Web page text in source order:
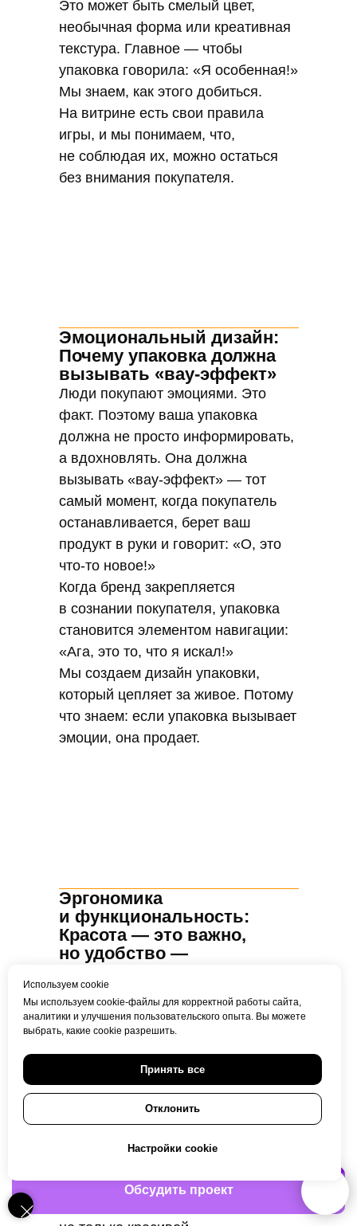
Это может быть смелый цвет,
необычная форма или креативная
текстура. Главное — чтобы
упаковка говорила: «Я особенная!»
Мы знаем, как этого добиться.
На витрине есть свои правила
игры, и мы понимаем, что,
не соблюдая их, можно остаться
без внимания покупателя.
Эмоциональный дизайн:
Почему упаковка должна
вызывать «вау-эффект»
Люди покупают эмоциями. Это
факт. Поэтому ваша упаковка
должна не просто информировать,
а вдохновлять. Она должна
вызывать «вау-эффект» — тот
самый момент, когда покупатель
останавливается, берет ваш
продукт в руки и говорит: «О, это
что-то новое!»
Когда бренд закрепляется
в сознании покупателя, упаковка
становится элементом навигации:
«Ага, это то, что я искал!»
Мы создаем дизайн упаковки,
который цепляет за живое. Потому
что знаем: если упаковка вызывает
эмоции, она продает.
Эргономика
и функциональность:
Красота — это важно,
но удобство —
Красивый дизайн упаковки — это
здорово, но если упаковка
неудобна, она быстро разочарует.
Мы думаем не только о внешнем
виде, но и о том, как твой продукт
будет использоваться.
держать в руках? Не порвется ли
Мы учитываем все эти моменты,
Обсудить проект
Используем cookie
Мы используем cookie-файлы для корректной работы сайта,
аналитики и улучшения пользовательского опыта. Вы можете
выбрать, какие cookie разрешить.
Принять все
Отклонить
Настройки cookie